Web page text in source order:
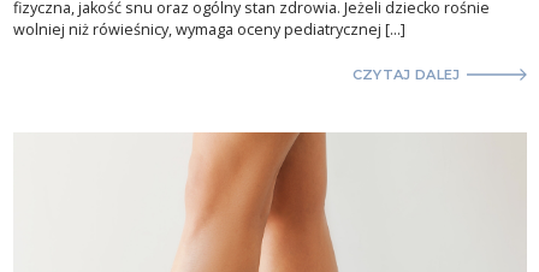
fizyczna, jakość snu oraz ogólny stan zdrowia. Jeżeli dziecko rośnie
wolniej niż rówieśnicy, wymaga oceny pediatrycznej […]
CZYTAJ DALEJ